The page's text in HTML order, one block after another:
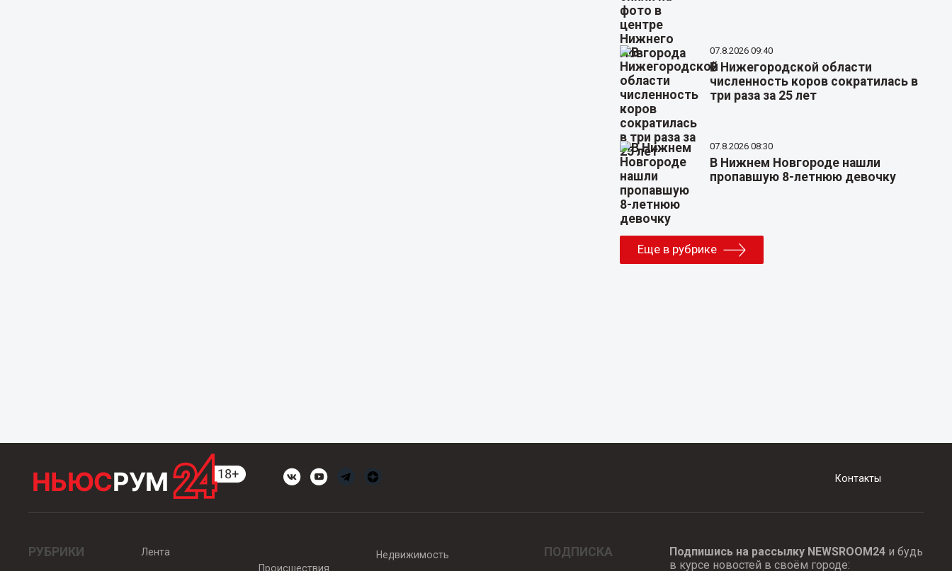
07.8.2026 09:40
В Нижегородской области
численность коров сократилась в
три раза за 25 лет
07.8.2026 08:30
В Нижнем Новгороде нашли
пропавшую 8-летнюю девочку
Еще в рубрике
Контакты
РУБРИКИ
Лента
Происшествия
Недвижимость ПОДПИСКА Подпишись на рассылку NEWSROOM24и будь
в курсе новостей в своём городе: